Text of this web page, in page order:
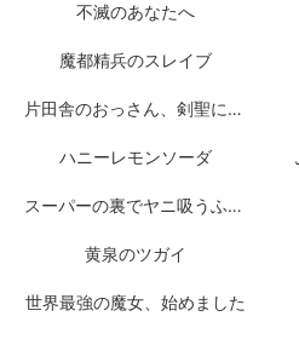
不滅のあなたへ
魔都精兵のスレイブ
片田舎のおっさん、剣聖になる
ハニーレモンソーダ
スーパーの裏でヤニ吸うふたり
黄泉のツガイ
世界最強の魔女、始めました